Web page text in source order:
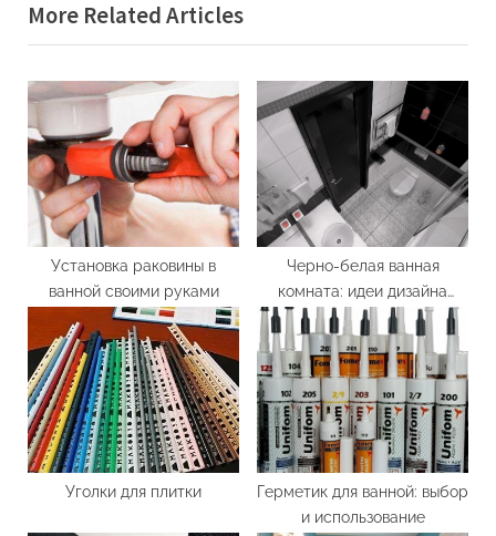
o
u
P
o
s
t
x
t
P
s
t
:
More Related Articles
Установка раковины в
ванной своими руками
Черно-белая ванная
комната: идеи дизайна
интерьера
Уголки для плитки
Герметик для ванной: выбор
и использование